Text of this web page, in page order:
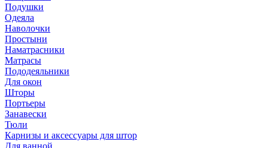
Подушки
Одеяла
Наволочки
Простыни
Наматрасники
Матрасы
Пододеяльники
Для окон
Шторы
Портьеры
Занавески
Тюли
Карнизы и аксессуары для штор